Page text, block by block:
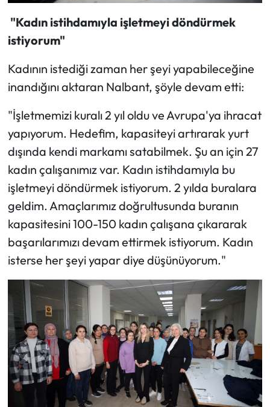
"Kadın istihdamıyla işletmeyi döndürmek
istiyorum"
Kadının istediği zaman her şeyi yapabileceğine
inandığını aktaran Nalbant, şöyle devam etti:
"İşletmemizi kuralı 2 yıl oldu ve Avrupa'ya ihracat
yapıyorum. Hedefim, kapasiteyi artırarak yurt
dışında kendi markamı satabilmek. Şu an için 27
kadın çalışanımız var. Kadın istihdamıyla bu
işletmeyi döndürmek istiyorum. 2 yılda buralara
geldim. Amaçlarımız doğrultusunda buranın
kapasitesini 100-150 kadın çalışana çıkararak
başarılarımızı devam ettirmek istiyorum. Kadın
isterse her şeyi yapar diye düşünüyorum."